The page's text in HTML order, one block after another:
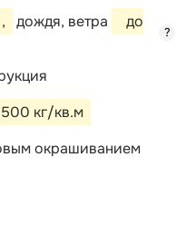
, дождя, ветра
до
?
кг/кв.м
окрашиванием